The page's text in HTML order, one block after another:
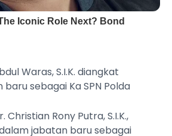
Waras, S.I.K. diangkat
sebagai Ka SPN Polda
Christian Rony Putra, S.I.K.,
jabatan baru sebagai